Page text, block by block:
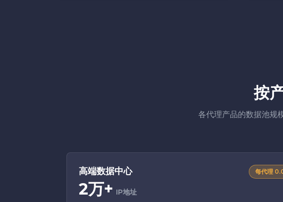
按
各代理产品的数据池规
高端数据中心
2万+ IP地址
每代理